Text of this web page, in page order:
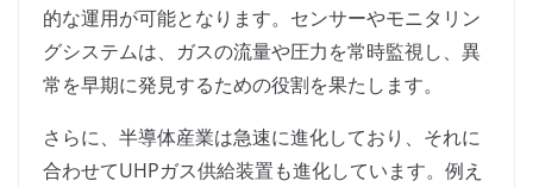
的な運用が可能となります。センサーやモニタリン
グシステムは、ガスの流量や圧力を常時監視し、異
常を早期に発見するための役割を果たします。
さらに、半導体産業は急速に進化しており、それに
合わせてUHPガス供給装置も進化しています。例え